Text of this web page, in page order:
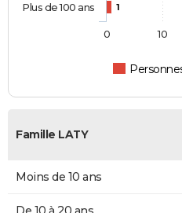
1
Plus de 100 ans
0 10
Famille LATY
Moins de 10 ans